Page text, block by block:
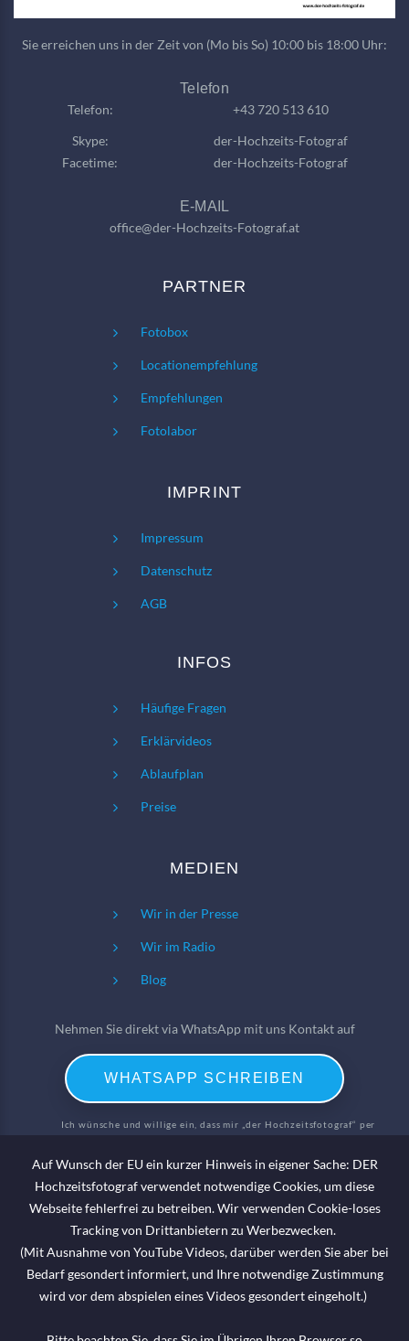
Auf Wunsch der EU ein kurzer Hinweis in eigener Sache: DER
Hochzeitsfotograf verwendet notwendige Cookies, um diese
Webseite fehlerfrei zu betreiben. Wir verwenden Cookie-loses
Tracking von Drittanbietern zu Werbezwecken.
(Mit Ausnahme von YouTube Videos, darüber werden Sie aber bei
Bedarf gesondert informiert, und Ihre notwendige Zustimmung
wird vor dem abspielen eines Videos gesondert eingeholt.)
Sie erreichen uns in der Zeit von (Mo bis So) 10:00 bis 18:00 Uhr:
Telefon
Telefon:
+43 720 513 610
Skype:
der-Hochzeits-Fotograf
Facetime:
der-Hochzeits-Fotograf
E-MAIL
office@der-Hochzeits-Fotograf.at
PARTNER
Fotobox
Locationempfehlung
Empfehlungen
Fotolabor
IMPRINT
Impressum
Datenschutz
AGB
INFOS
Häufige Fragen
Erklärvideos
Ablaufplan
Preise
MEDIEN
Wir in der Presse
Wir im Radio
Blog
Nehmen Sie direkt via WhatsApp mit uns Kontakt auf
WHATSAPP SCHREIBEN
Ich wünsche und willige ein, dass mir „der Hochzeitsfotograf“ per
per WhatsApp gestellt habe; beantwortet.
Haben wir Sie beeindruckt?
Dann erzählen Sie es doch weiter!
Begeisterung braucht Öffentlichkeit
Bewerten Sie uns auf Google
Werden Sie unser Fan auf